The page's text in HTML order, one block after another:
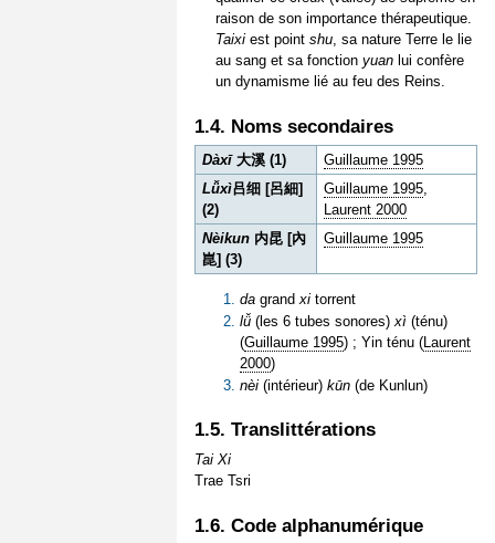
raison de son importance thérapeutique.
Taixi est pointshu, sa nature Terre le lie
au sang et sa fonctionyuan lui confère
un dynamisme lié au feu des Reins.
1.4. Noms secondaires
Dàxī大溪 (1)
Guillaume 1995
Lǚxì吕细 [呂細]
(2)
Guillaume 1995,
Laurent 2000
Nèikun 内昆 [內
崑] (3)
Guillaume 1995
dagrandxitorrent
lǚ(les 6 tubes sonores)xì (ténu)
(Guillaume 1995) ; Yin ténu (Laurent
2000)
nèi(intérieur) kūn(de Kunlun)
1.5. Translittérations
Tai Xi
Trae Tsri
1.6. Code alphanumérique